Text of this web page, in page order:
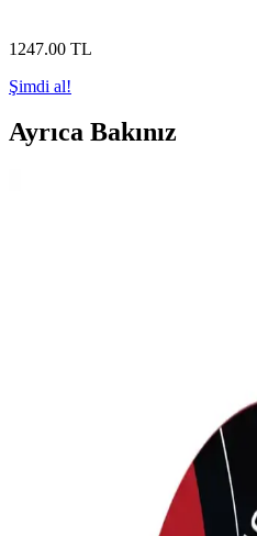
1247.00 TL
Şimdi al!
Ayrıca Bakınız
SELEX TR100, hafifliği,
Türkiye üretimi masa tenisi
oyunculara uygun, güvenilir
Güzelyüz AVM Beyaz
Uygun Fiyatlı ve Başlangıç